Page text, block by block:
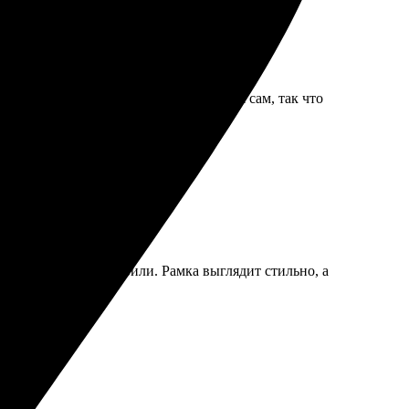
сказали, что макет утверждал я сам, так что
мой заказ и доставили. Рамка выглядит стильно, а
и удобство!